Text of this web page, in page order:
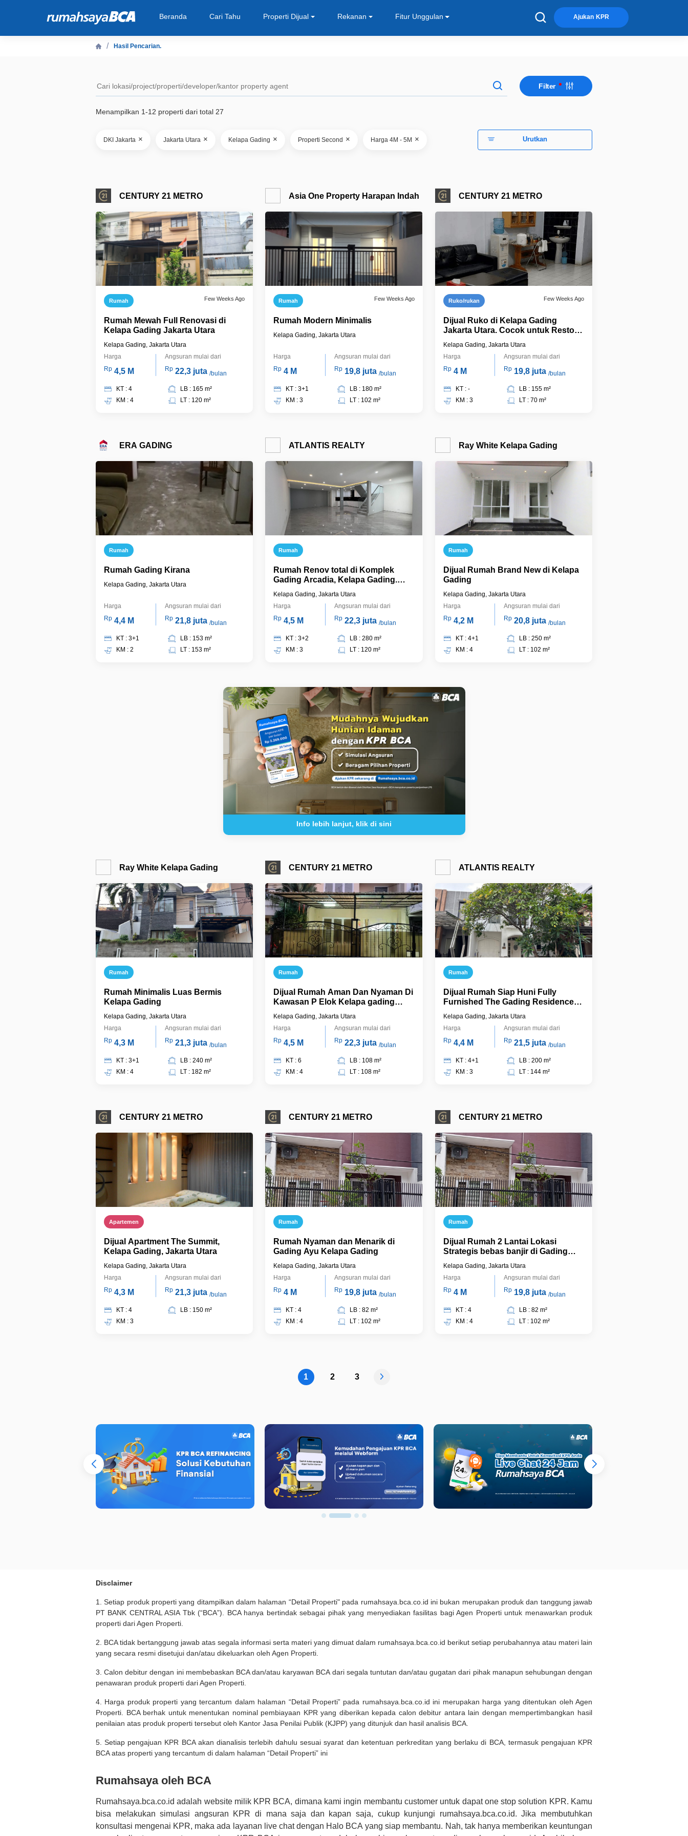
Beranda Cari Tahu Properti Dijual Rekanan Fitur Unggulan Ajukan KPR
Hasil Pencarian.
Filter
Menampilkan 1-12 properti dari total 27
DKI Jakarta × Jakarta Utara × Kelapa Gading × Properti Second × Harga 4M - 5M × Urutkan
CENTURY 21 METRO
Rumah Few Weeks Ago
Rumah Mewah Full Renovasi di
Kelapa Gading Jakarta Utara
Kelapa Gading, Jakarta Utara
Harga
Rp 4,5 M
Angsuran mulai dari
Rp 22,3 juta /bulan
KT : 4
KM : 4
LB : 165 m²
LT : 120 m²
Asia One Property Harapan Indah
Rumah Few Weeks Ago
Rumah Modern Minimalis
Kelapa Gading, Jakarta Utara
Harga
Rp 4 M
Angsuran mulai dari
Rp 19,8 juta /bulan
KT : 3+1
KM : 3
LB : 180 m²
LT : 102 m²
CENTURY 21 METRO
Ruko/rukan Few Weeks Ago
Dijual Ruko di Kelapa Gading
Jakarta Utara. Cocok untuk Resto &
Kelapa Gading, Jakarta Utara
Harga
Rp 4 M
Angsuran mulai dari
Rp 19,8 juta /bulan
KT : -
KM : 3
LB : 155 m²
LT : 70 m²
ERA GADING
Rumah
Rumah Gading Kirana
Kelapa Gading, Jakarta Utara
Harga
Rp 4,4 M
Angsuran mulai dari
Rp 21,8 juta /bulan
KT : 3+1
KM : 2
LB : 153 m²
LT : 153 m²
ATLANTIS REALTY
Rumah
Rumah Renov total di Komplek
Gading Arcadia, Kelapa Gading.
Kelapa Gading, Jakarta Utara
Harga
Rp 4,5 M
Angsuran mulai dari
Rp 22,3 juta /bulan
KT : 3+2
KM : 3
LB : 280 m²
LT : 120 m²
Ray White Kelapa Gading
Rumah
Dijual Rumah Brand New di Kelapa
Gading
Kelapa Gading, Jakarta Utara
Harga
Rp 4,2 M
Angsuran mulai dari
Rp 20,8 juta /bulan
KT : 4+1
KM : 4
LB : 250 m²
LT : 102 m²
Info lebih lanjut, klik di sini
Ray White Kelapa Gading
Rumah
Rumah Minimalis Luas Bermis
Kelapa Gading
Kelapa Gading, Jakarta Utara
Harga
Rp 4,3 M
Angsuran mulai dari
Rp 21,3 juta /bulan
KT : 3+1
KM : 4
LB : 240 m²
LT : 182 m²
CENTURY 21 METRO
Rumah
Dijual Rumah Aman Dan Nyaman Di
Kawasan P Elok Kelapa gading
Kelapa Gading, Jakarta Utara
Harga
Rp 4,5 M
Angsuran mulai dari
Rp 22,3 juta /bulan
KT : 6
KM : 4
LB : 108 m²
LT : 108 m²
ATLANTIS REALTY
Rumah
Dijual Rumah Siap Huni Fully
Furnished The Gading Residence
Kelapa Gading, Jakarta Utara
Harga
Rp 4,4 M
Angsuran mulai dari
Rp 21,5 juta /bulan
KT : 4+1
KM : 3
LB : 200 m²
LT : 144 m²
CENTURY 21 METRO
Apartemen
Dijual Apartment The Summit,
Kelapa Gading, Jakarta Utara
Kelapa Gading, Jakarta Utara
Harga
Rp 4,3 M
Angsuran mulai dari
Rp 21,3 juta /bulan
KT : 4
KM : 3
LB : 150 m²
CENTURY 21 METRO
Rumah
Rumah Nyaman dan Menarik di
Gading Ayu Kelapa Gading
Kelapa Gading, Jakarta Utara
Harga
Rp 4 M
Angsuran mulai dari
Rp 19,8 juta /bulan
KT : 4
KM : 4
LB : 82 m²
LT : 102 m²
CENTURY 21 METRO
Rumah
Dijual Rumah 2 Lantai Lokasi
Strategis bebas banjir di Gading
Kelapa Gading, Jakarta Utara
Harga
Rp 4 M
Angsuran mulai dari
Rp 19,8 juta /bulan
KT : 4
KM : 4
LB : 82 m²
LT : 102 m²
1 2 3
Disclaimer
1. Setiap produk properti yang ditampilkan dalam halaman “Detail Properti" pada rumahsaya.bca.co.id ini bukan merupakan produk dan tanggung jawab
PT BANK CENTRAL ASIA Tbk (“BCA”). BCA hanya bertindak sebagai pihak yang menyediakan fasilitas bagi Agen Properti untuk menawarkan produk
properti dari Agen Properti.
2. BCA tidak bertanggung jawab atas segala informasi serta materi yang dimuat dalam rumahsaya.bca.co.id berikut setiap perubahannya atau materi lain
yang secara resmi disetujui dan/atau dikeluarkan oleh Agen Properti.
3. Calon debitur dengan ini membebaskan BCA dan/atau karyawan BCA dari segala tuntutan dan/atau gugatan dari pihak manapun sehubungan dengan
penawaran produk properti dari Agen Properti.
4. Harga produk properti yang tercantum dalam halaman “Detail Properti” pada rumahsaya.bca.co.id ini merupakan harga yang ditentukan oleh Agen
Properti. BCA berhak untuk menentukan nominal pembiayaan KPR yang diberikan kepada calon debitur antara lain dengan mempertimbangkan hasil
penilaian atas produk properti tersebut oleh Kantor Jasa Penilai Publik (KJPP) yang ditunjuk dan hasil analisis BCA.
5. Setiap pengajuan KPR BCA akan dianalisis terlebih dahulu sesuai syarat dan ketentuan perkreditan yang berlaku di BCA, termasuk pengajuan KPR
BCA atas properti yang tercantum di dalam halaman “Detail Properti” ini
Rumahsaya oleh BCA
Rumahsaya.bca.co.id adalah website milik KPR BCA, dimana kami ingin membantu customer untuk dapat one stop solution KPR. Kamu
bisa melakukan simulasi angsuran KPR di mana saja dan kapan saja, cukup kunjungi rumahsaya.bca.co.id. Jika membutuhkan
konsultasi mengenai KPR, maka ada layanan live chat dengan Halo BCA yang siap membantu. Nah, tak hanya memberikan keuntungan